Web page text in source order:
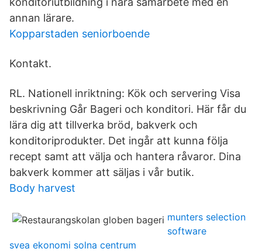
annan lärare.
Kopparstaden seniorboende
Kontakt.
RL. Nationell inriktning: Kök och servering Visa
beskrivning Går Bageri och konditori. Här får du
lära dig att tillverka bröd, bakverk och
konditoriprodukter. Det ingår att kunna följa
recept samt att välja och hantera råvaror. Dina
bakverk kommer att säljas i vår butik.
Body harvest
munters selection
software
svea ekonomi solna centrum